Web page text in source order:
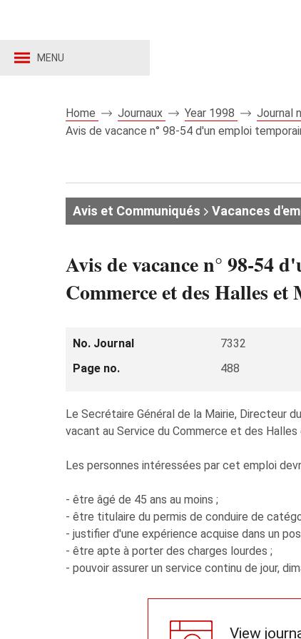
MENU
Home Journaux Year 1998
Journal
Avis de vacance n° 98-54 d'un emploi
Avis et Communiqués Vacances
Avis de vacance n° 98-54
Commerce et des Halles et
No. Journal 7332
Page no.
488
Le Secrétaire Général de la Mairie, Directeur
vacant au Service du Commerce et des
Les personnes intéressées par cet emploi
- être âgé de 45 ans au moins ;
- être titulaire du permis de conduire de
- justifier d'une expérience acquise dans un
- être apte à porter des charges lourdes ;
- pouvoir assurer un service continu de jour,
View